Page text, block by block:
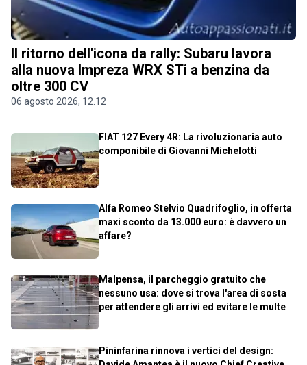
Il ritorno dell'icona da rally: Subaru lavora
alla nuova Impreza WRX STi a benzina da
oltre 300 CV
06 agosto 2026, 12.12
FIAT 127 Every 4R: La rivoluzionaria auto
componibile di Giovanni Michelotti
Alfa Romeo Stelvio Quadrifoglio, in offerta
maxi sconto da 13.000 euro: è davvero un
affare?
Malpensa, il parcheggio gratuito che
nessuno usa: dove si trova l'area di sosta
per attendere gli arrivi ed evitare le multe
Pininfarina rinnova i vertici del design: